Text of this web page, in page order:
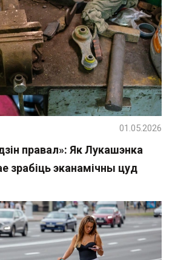
правал»: Як Лукашэнка
зрабіць эканамічны цуд
01.05.2026